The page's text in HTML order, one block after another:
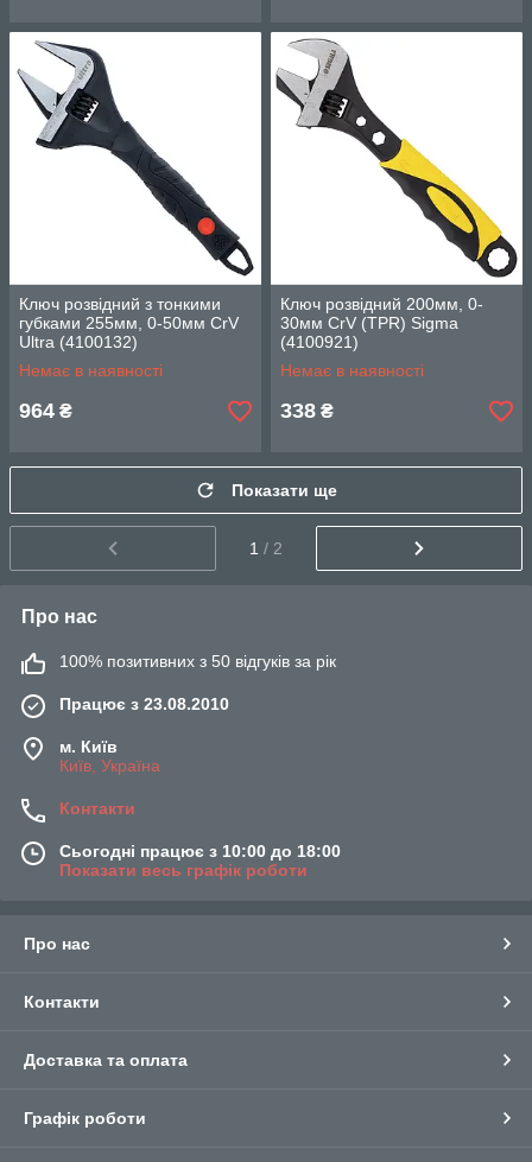
Ключ розвідний з тонкими
губками 255мм, 0-50мм CrV
Ultra (4100132)
Немає в наявності
964 ₴
Ключ розвідний 200мм, 0-
30мм CrV (TPR) Sigma
(4100921)
Немає в наявності
338 ₴
Показати ще
1 / 2
Про нас
100% позитивних з 50 відгуків за рік
Працює з 23.08.2010
м. Київ
Київ, Україна
Контакти
Сьогодні працює з 10:00 до 18:00
Показати весь графік роботи
Про нас
Контакти
Доставка та оплата
Графік роботи